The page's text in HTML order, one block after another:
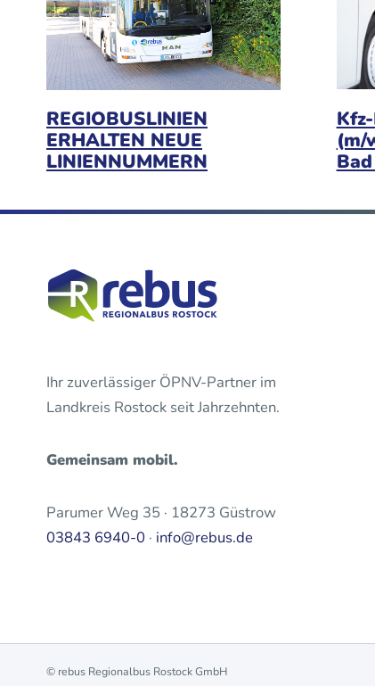
REGIOBUSLINIEN
ERHALTEN NEUE
LINIENNUMMERN
(m/
Ihr zuverlässiger ÖPNV-Partner im
Landkreis Rostock seit Jahrzehnten.
Gemeinsam mobil.
Parumer Weg 35 · 18273 Güstrow
03843 6940-0 · info@rebus.de
© rebus Regionalbus Rostock GmbH